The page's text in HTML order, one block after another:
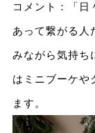
コメント：「日
あって繋がる人
みながら気持ち
はミニブーケや
ます。